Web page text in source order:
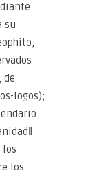
su
de
logos);
los
los